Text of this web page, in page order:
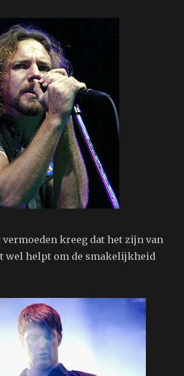
vermoeden kreeg dat het zijn van
wel helpt om de smakelijkheid